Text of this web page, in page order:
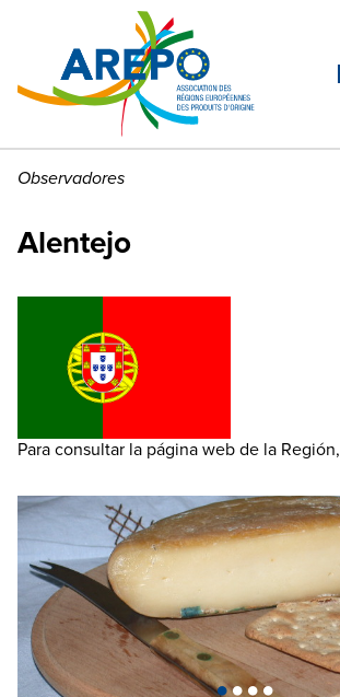
Observadores
Alentejo
Para consultar la página web de la Región,